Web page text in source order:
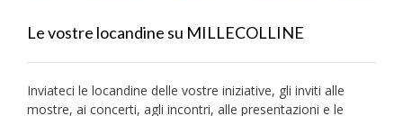
Le vostre locandine su MILLECOLLINE
Inviateci le locandine delle vostre iniziative, gli inviti alle
mostre, ai concerti, agli incontri, alle presentazioni e le